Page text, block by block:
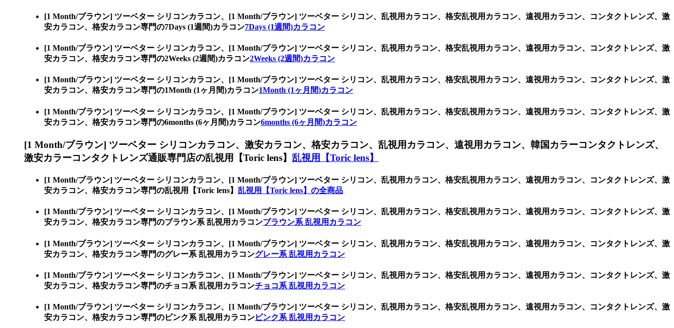
[1 Month/ブラウン] ツーベター シリコンカラコン、 [1 Month/ブラウン] ツーベター シリコン、乱視用カラコン、格安乱視用カラコン、遠視用カラコン、コンタクトレンズ、激
安カラコン、格安カラコン専門の7Days (1週間)カラコン7Days (1週間)カラコン
[1 Month/ブラウン] ツーベター シリコンカラコン、 [1 Month/ブラウン] ツーベター シリコン、乱視用カラコン、格安乱視用カラコン、遠視用カラコン、コンタクトレンズ、激
安カラコン、格安カラコン専門の2Weeks (2週間)カラコン2Weeks (2週間)カラコン
[1 Month/ブラウン] ツーベター シリコンカラコン、 [1 Month/ブラウン] ツーベター シリコン、乱視用カラコン、格安乱視用カラコン、遠視用カラコン、コンタクトレンズ、激
安カラコン、格安カラコン専門の1Month (1ヶ月間)カラコン1Month (1ヶ月間)カラコン
[1 Month/ブラウン] ツーベター シリコンカラコン、 [1 Month/ブラウン] ツーベター シリコン、乱視用カラコン、格安乱視用カラコン、遠視用カラコン、コンタクトレンズ、激
安カラコン、格安カラコン専門の6months (6ヶ月間)カラコン6months (6ヶ月間)カラコン
[1 Month/ブラウン] ツーベター シリコンカラコン、 激安カラコン、格安カラコン、乱視用カラコン、遠視用カラコン、韓国カラーコンタクトレンズ、
激安カラーコンタクトレンズ通販専門店の乱視用【Toric lens】 乱視用【Toric lens】
[1 Month/ブラウン] ツーベター シリコンカラコン、 [1 Month/ブラウン] ツーベター シリコン、乱視用カラコン、格安乱視用カラコン、遠視用カラコン、コンタクトレンズ、激
安カラコン、格安カラコン専門の乱視用【Toric lens】 乱視用【Toric lens】の全商品
[1 Month/ブラウン] ツーベター シリコンカラコン、
[1 Month/ブラウン] ツーベター シリコン、乱視用カラコン、格安乱視用カラコン、遠視用カラコン、コンタクトレンズ、激
安カラコン、格安カラコン専門のブラウン系 乱視用カラコンブラウン系 乱視用カラコン
[1 Month/ブラウン] ツーベター シリコンカラコン、 [1 Month/ブラウン] ツーベター シリコン、乱視用カラコン、格安乱視用カラコン、遠視用カラコン、コンタクトレンズ、激
安カラコン、格安カラコン専門のグレー系 乱視用カラコングレー系 乱視用カラコン
[1 Month/ブラウン] ツーベター シリコンカラコン、 [1 Month/ブラウン] ツーベター シリコン、乱視用カラコン、格安乱視用カラコン、遠視用カラコン、コンタクトレンズ、激
安カラコン、格安カラコン専門のチョコ系 乱視用カラコンチョコ系 乱視用カラコン
[1 Month/ブラウン] ツーベター シリコンカラコン、 [1 Month/ブラウン] ツーベター シリコン、乱視用カラコン、格安乱視用カラコン、遠視用カラコン、コンタクトレンズ、激
安カラコン、格安カラコン専門のピンク系 乱視用カラコンピンク系 乱視用カラコン